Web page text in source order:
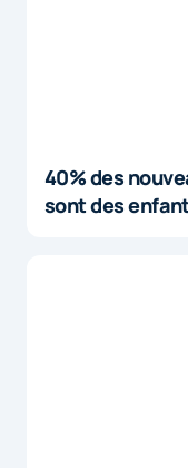
40% des
sont des